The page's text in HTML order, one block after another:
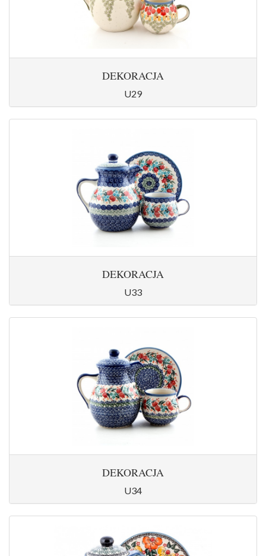
DEKORACJA
U29
DEKORACJA
U33
DEKORACJA
U34